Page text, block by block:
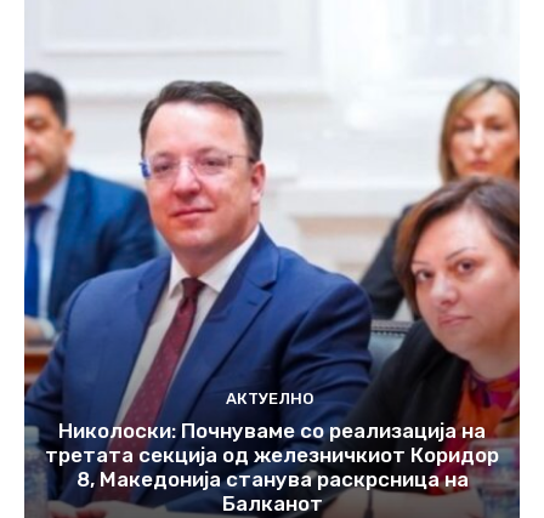
АКТУЕЛНО
Николоски: Почнуваме со реализација на
третата секција од железничкиот Коридор
8, Македонија станува раскрсница на
Балканот